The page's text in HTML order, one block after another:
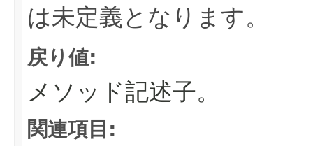
は未定義となります。
戻り値:
メソッド記述子。
関連項目: